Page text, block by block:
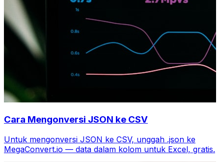
Cara Mengonversi JSON ke CSV
Untuk mengonversi JSON ke CSV, unggah .json ke
MegaConvert.io — data dalam kolom untuk Excel, gratis.